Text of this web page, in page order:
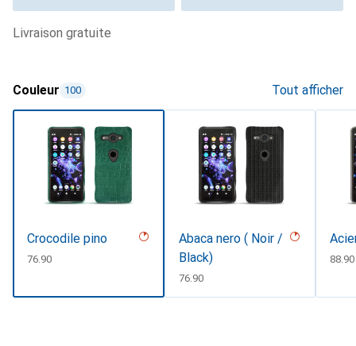
livraison gratuite
Couleur 100 Tout afficher
Crocodile pino
CHF
76.90
Abaca nero ( Noir /
Black)
CHF
76.90
CHF
88.90